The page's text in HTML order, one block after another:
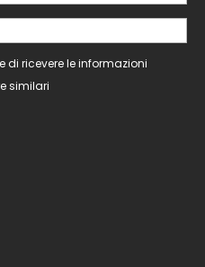
di ricevere le informazioni
similari